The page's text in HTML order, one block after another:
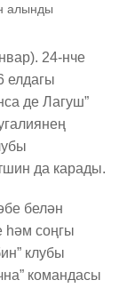
алынды
24-нче
елдагы
де Лагуш”
да карады.
белән
һәм соңгы
клубы
командасы